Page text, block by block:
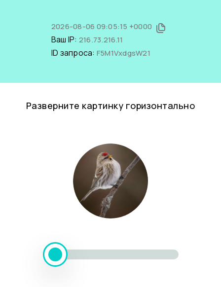
2026-08-06 09:05:15 +0000
Ваш IP: 216.73.216.11
ID запроса: F5M1VxdgsW21
Разверните картинку горизонтально